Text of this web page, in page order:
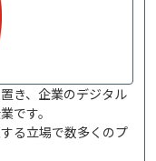
き、企業のデジタル
です。
る立場で数多くのプ